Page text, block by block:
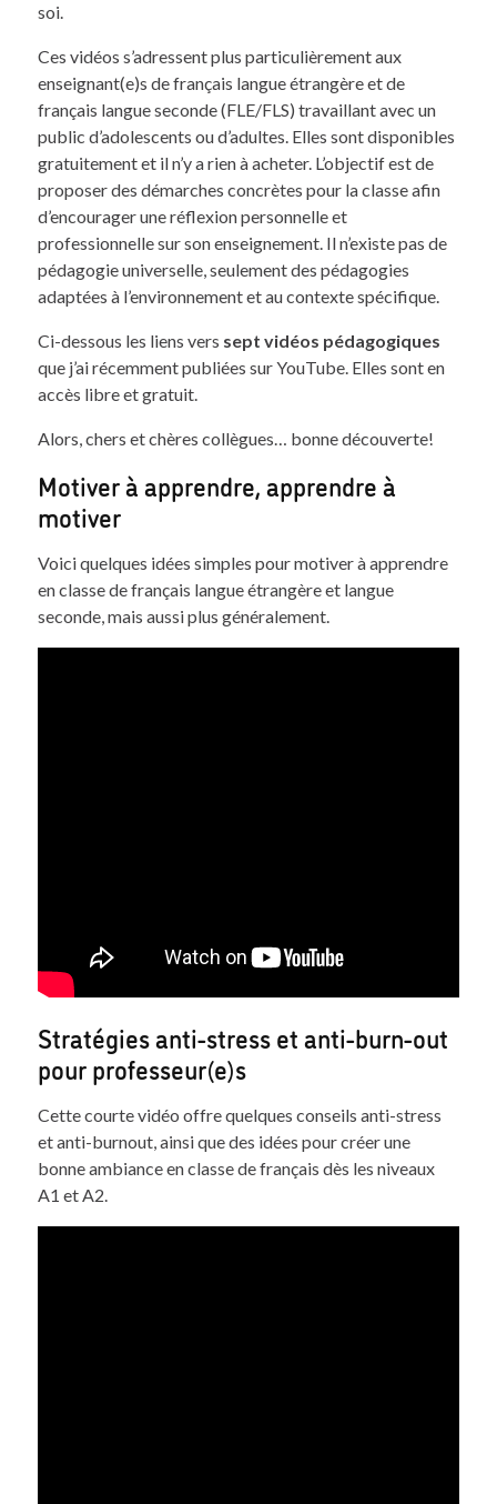
soi.
Ces vidéos s’adressent plus particulièrement aux
enseignant(e)s de français langue étrangère et de
français langue seconde (FLE/FLS) travaillant avec un
public d’adolescents ou d’adultes. Elles sont disponibles
gratuitement et il n’y a rien à acheter. L’objectif est de
proposer des démarches concrètes pour la classe afin
d’encourager une réflexion personnelle et
professionnelle sur son enseignement. Il n’existe pas de
pédagogie universelle, seulement des pédagogies
adaptées à l’environnement et au contexte spécifique.
Ci-dessous les liens vers sept vidéos pédagogiques
que j’ai récemment publiées sur YouTube. Elles sont en
accès libre et gratuit.
Alors, chers et chères collègues… bonne découverte!
Motiver à apprendre, apprendre à
motiver
Voici quelques idées simples pour motiver à apprendre
en classe de français langue étrangère et langue
seconde, mais aussi plus généralement.
Stratégies anti-stress et anti-burn-out
pour professeur(e)s
Cette courte vidéo offre quelques conseils anti-stress
et anti-burnout, ainsi que des idées pour créer une
bonne ambiance en classe de français dès les niveaux
A1 et A2.